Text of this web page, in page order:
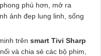
phú hơn, mở ra
ảnh đep lung linh, sống
trênsmart Tivi Sharp
và chia sẻ các bộ phim,